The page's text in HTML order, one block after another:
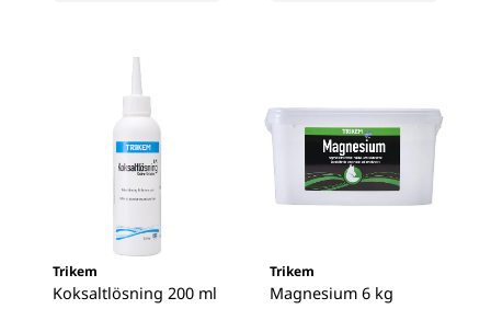
Trikem
Koksaltlösning 200 ml
Trikem
Magnesium 6 kg